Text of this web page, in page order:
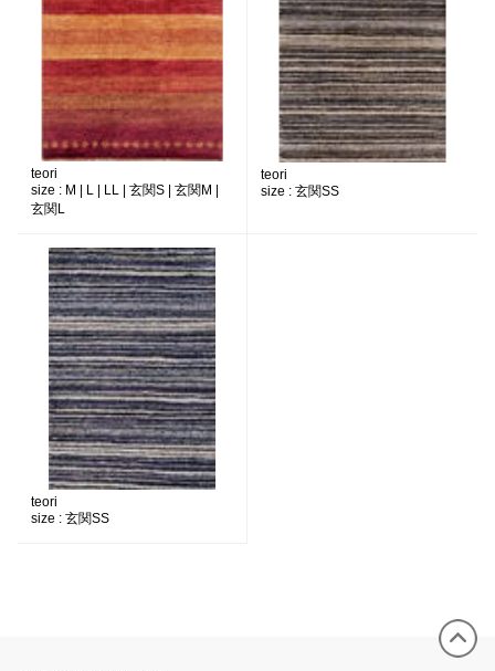
teori
size : M | L | LL | 玄関S | 玄関M |
玄関L
teori
size : 玄関SS
teori
size : 玄関SS